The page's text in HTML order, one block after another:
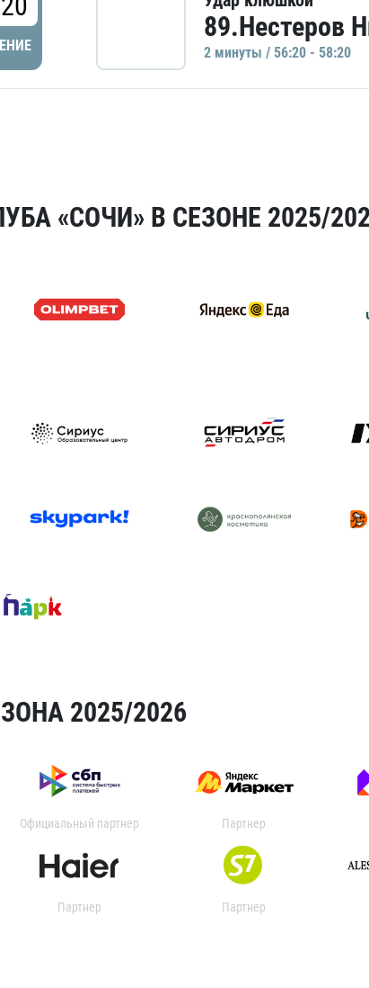
89.Нестеров
2 минуты / 56:20 - 58:20
«СОЧИ» В СЕЗОНЕ 2025/
2025/2026
Официальный партнер Партнер
Партнер Партнер